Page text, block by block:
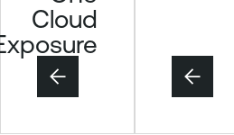
Cloud